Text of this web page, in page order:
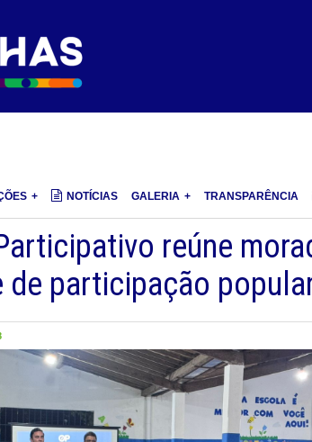
NOTÍCIAS GALERIA TRANSPARÊNCIA
reúne
de participação